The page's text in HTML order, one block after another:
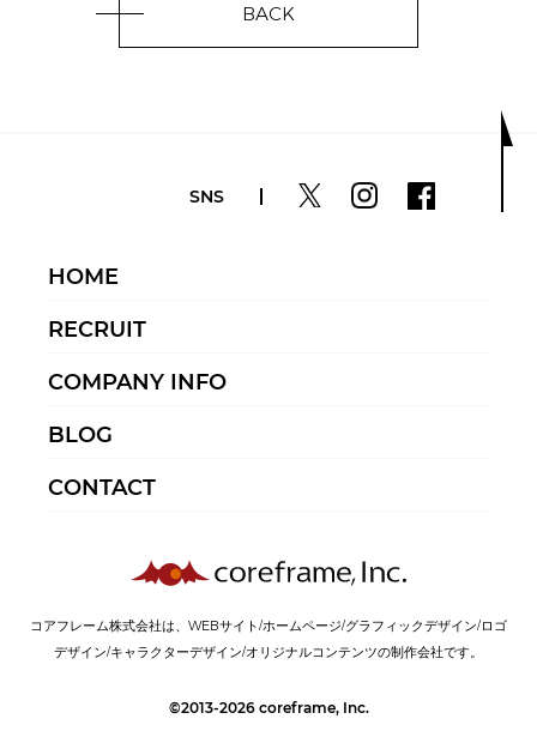
BACK
SNS
HOME
RECRUIT
COMPANY INFO
BLOG
CONTACT
コアフレーム株式会社は、WEBサイト/ホームページ/グラフィックデザイン/ロゴ
デザイン/キャラクターデザイン/オリジナルコンテンツの制作会社です。
©2013-2026 coreframe, Inc.